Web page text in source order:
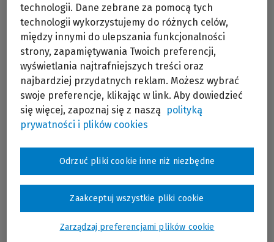
Legal Alert to jedyne na rynku rozwiązanie dla
kancelarii prawnych, dzięki któremu ich klienci
otrzymują wiadomości o zmianach w prawie.
Program składa się z 2 elementów:
gotowych merytorycznych treści od
ekspertów Wolters Kluwer,
łatwej w obsłudze platformy do tworzenia i
wysyłki e-maili.
Zapraszamy do udziału wBEZPŁATNYM
szkoleniu online, podczas którego szczegółowo
omówimy każdy etap pracy z programem – od
wysłanych biuletynów. Wyjaśnimy także wszystkie
funkcjonalności pozwalające na efektywne
wykorzystanie Legal Alert w Twojej kancelarii.
Więcej
Szczegóły szkolenia
technologii. Dane zebrane za pomocą tych
technologii wykorzystujemy do różnych celów,
między innymi do ulepszania funkcjonalności
strony, zapamiętywania Twoich preferencji,
wyświetlania najtrafniejszych treści oraz
najbardziej przydatnych reklam. Możesz wybrać
swoje preferencje, klikając w link. Aby dowiedzieć
się więcej, zapoznaj się z naszą
polityką
prywatności i plików cookies
Zarządzaj preferencjami plików cookie
Odrzuć pliki cookie inne niż niezbędne
Zaakceptuj wszystkie pliki cookie